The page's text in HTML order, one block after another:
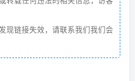
现链接失效，请联系我们我们会